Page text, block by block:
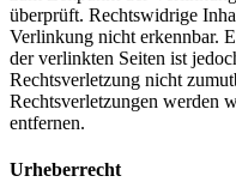
überprüft. Rechtswidrige
Verlinkung nicht erkennbar.
der verlinkten Seiten ist
Rechtsverletzung nicht
Rechtsverletzungen werden
entfernen.
Urheberrecht